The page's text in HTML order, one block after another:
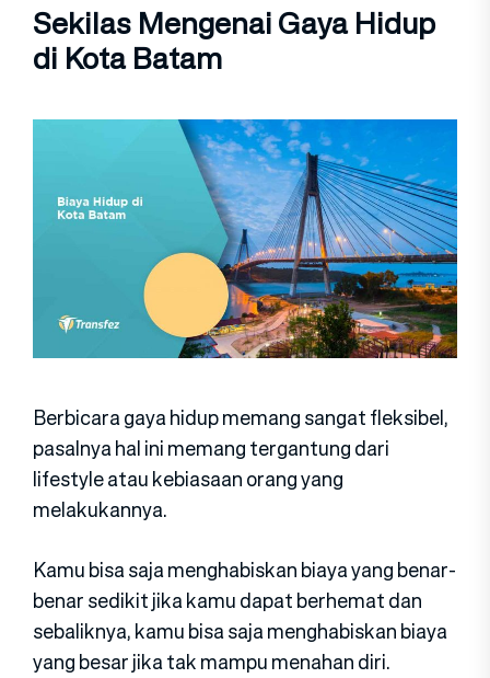
Sekilas Mengenai Gaya Hidup
di Kota Batam
Berbicara gaya hidup memang sangat fleksibel,
pasalnya hal ini memang tergantung dari
lifestyle atau kebiasaan orang yang
melakukannya.
Kamu bisa saja menghabiskan biaya yang benar-
benar sedikit jika kamu dapat berhemat dan
sebaliknya, kamu bisa saja menghabiskan biaya
yang besar jika tak mampu menahan diri.